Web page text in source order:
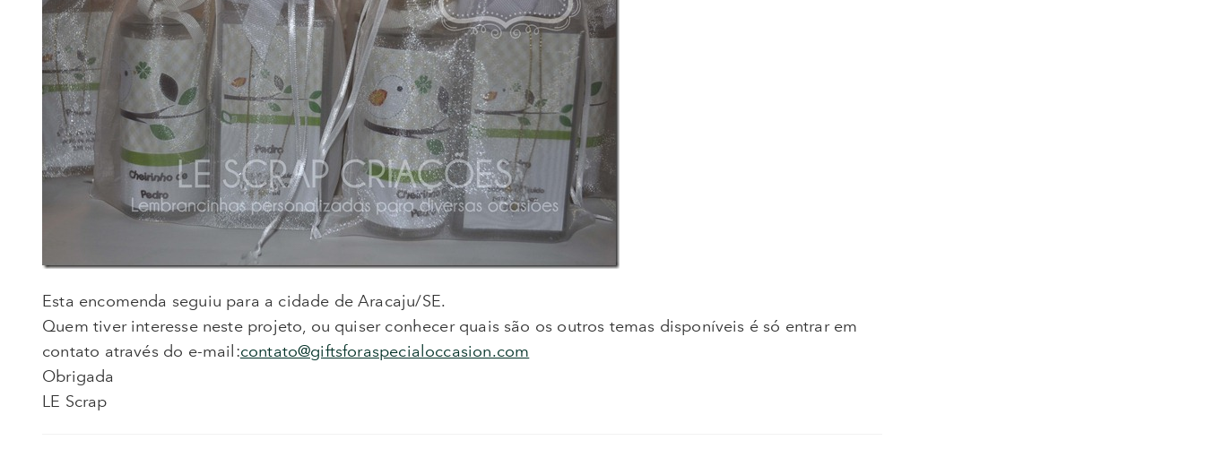
Esta encomenda seguiu para a cidade de Aracaju/SE.
Quem tiver interesse neste projeto, ou quiser conhecer quais são os outros temas disponíveis é só entrar em
contato através do e-mail:contato@giftsforaspecialoccasion.com
Obrigada
LE Scrap